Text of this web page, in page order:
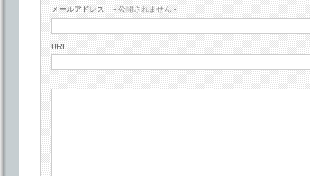
メールアドレス - 公開されません -
URL